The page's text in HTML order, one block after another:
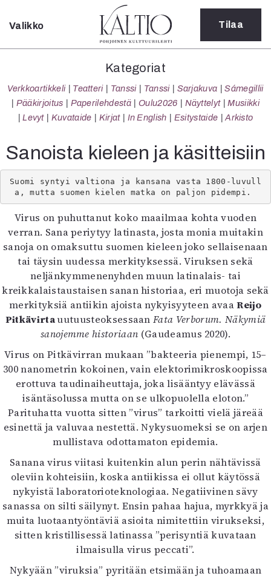
Sulje
Kategoriat
Verkkoartikkeli
Teatteri
Tanssi
Sarjakuva
Sámegillii
Pääkirjoitus
Paperilehdestä
Oulu2026
Näyttelyt
Musiikki
Levyt
Kuvataide
Kirjat
In English
Esitystaide
Arkisto
Lehdet
4/2026
2–3/2026
1/2026
6/2025
5/2025 saame
5/2025
Lehtiarkisto
Info
Tilaus ja irtonumerot
Yhteistyössä
Toimitus
Mediatiedot
Kaltio ry
Valikko Tilaa
Kategoriat
Verkkoartikkeli Teatteri Tanssi Tanssi Sarjakuva
Sámegillii
Pääkirjoitus
Paperilehdestä Oulu2026 Näyttelyt
Musiikki
Levyt
Kuvataide Kirjat In English Esitystaide Arkisto
Sanoista kieleen ja käsitteisiin
Suomi syntyi valtiona ja kansana vasta 1800-luvull
a, mutta suomen kielen matka on paljon pidempi.
Virus on puhuttanut koko maailmaa kohta vuoden
verran. Sana periytyy latinasta, josta monia muitakin
sanoja on omaksuttu suomen kieleen joko sellaisenaan
tai täysin uudessa merkityksessä. Viruksen sekä
neljänkymmenenyhden muun latinalais- tai
kreikkalaistaustaisen sanan historiaa, eri muotoja sekä
merkityksiä antiikin ajoista nykyisyyteen avaaReijo
PitkävirtauutuusteoksessaanFata Verborum. Näkymiä
sanojemme historiaan (Gaudeamus 2020).
Virus on Pitkävirran mukaan ”bakteeria pienempi, 15–
300 nanometrin kokoinen, vain elektorimikroskoopissa
erottuva taudinaiheuttaja, joka lisääntyy elävässä
isäntäsolussa mutta on se ulkopuolella eloton.”
Parituhatta vuotta sitten ”virus” tarkoitti vielä järeää
esinettä ja valuvaa nestettä. Nykysuomeksi se on arjen
mullistava odottamaton epidemia.
Sanana virus viitasi kuitenkin alun perin nähtävissä
oleviin kohteisiin, koska antiikissa ei ollut käytössä
nykyistä laboratorioteknologiaa. Negatiivinen sävy
sanassa on silti säilynyt. Ensin pahaa hajua, myrkkyä ja
muita luotaantyöntäviä asioita nimitettiin virukseksi,
sitten kristillisessä latinassa ”perisyntiä kuvataan
ilmaisulla virus peccati”.
Nykyään ”viruksia” pyritään etsimään ja tuhoamaan